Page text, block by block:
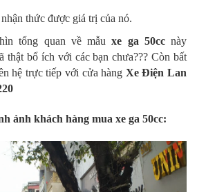
thức được giá trị của nó.
tổng quan về mẫuxe ga 50ccnày
thật bổ ích với các bạn chưa??? Còn bất
hệ trực tiếp với cửa hàng Xe Điện Lan
ảnh khách hàng mua xe ga 50cc: